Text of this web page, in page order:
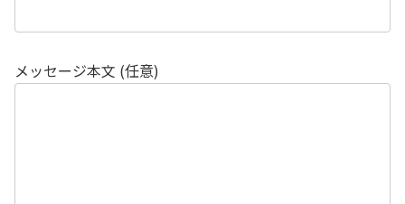
メッセージ本文 (任意)